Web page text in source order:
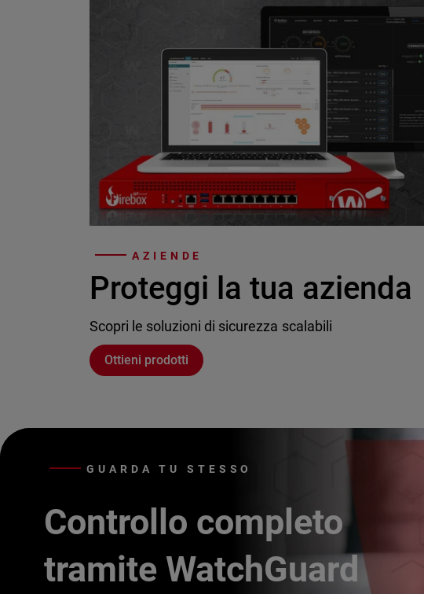
AZIENDE
Proteggi la tua azienda
Scopri le soluzioni di sicurezza scalabili
Ottieni prodotti
GUARDA TU STESSO
Controllo completo
tramite WatchGuard